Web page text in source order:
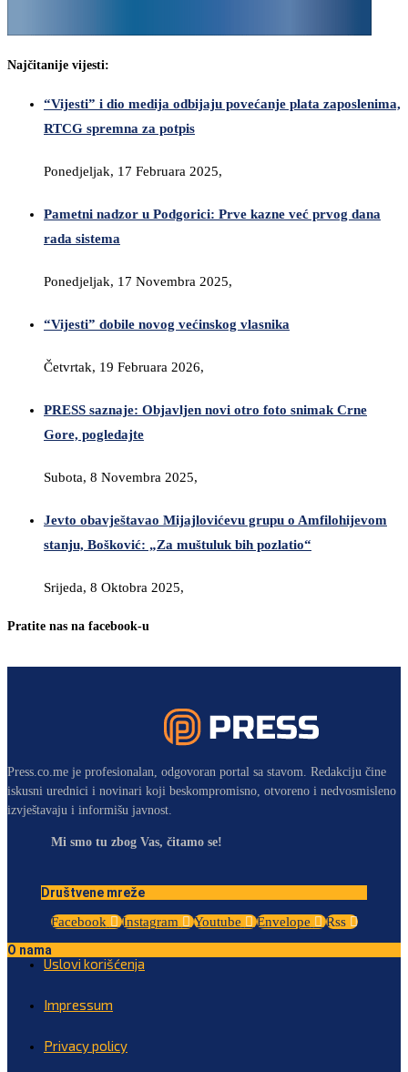
Najčitanije vijesti:
“Vijesti” i dio medija odbijaju povećanje plata zaposlenima,
RTCG spremna za potpis
Ponedjeljak, 17 Februara 2025,
Pametni nadzor u Podgorici: Prve kazne već prvog dana
rada sistema
Ponedjeljak, 17 Novembra 2025,
“Vijesti” dobile novog većinskog vlasnika
Četvrtak, 19 Februara 2026,
PRESS saznaje: Objavljen novi otro foto snimak Crne
Gore, pogledajte
Subota, 8 Novembra 2025,
Jevto obavještavao Mijajlovićevu grupu o Amfilohijevom
stanju, Bošković: „Za muštuluk bih pozlatio“
Srijeda, 8 Oktobra 2025,
Pratite nas na facebook-u
Press.co.me je profesionalan, odgovoran portal sa stavom. Redakciju čine
iskusni urednici i novinari koji beskompromisno, otvoreno i nedvosmisleno
izvještavaju i informišu javnost.
Mi smo tu zbog Vas, čitamo se!
Društvene mreže
Facebook
Instagram Youtube Envelope
Rss
O nama
Uslovi korišćenja
Impressum
Privacy policy